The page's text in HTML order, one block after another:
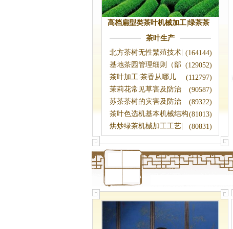
高档扁型类茶叶机械加工|绿茶茶
茶叶生产
(164144)
北方茶树无性繁殖技术|
茶树种植
(129052)
基地茶园管理细则（部
分）|茶园管
(112797)
茶叶加工:茶香从哪儿
来?|郭玉琼
(90587)
茉莉花常见草害及防治
(89322)
苏茶茶树的灾害及防治
(81013)
茶叶色选机基本机械结构
的研究
(80831)
烘炒绿茶机械加工工艺|
茶叶加工工